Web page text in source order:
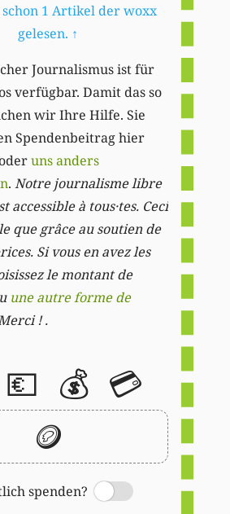
schon 1 Artikel der woxx
gelesen. ↑
Journalismus ist für
verfügbar. Damit das so
wir Ihre Hilfe. Sie
Spendenbeitrag hier
uns anders
. Notre journalisme libre
accessible à tous·tes. Ceci
que grâce au soutien de
Si vous en avez les
le montant de
une autre forme de
! .
💶 💰 💳
🪙
spenden?
Switch